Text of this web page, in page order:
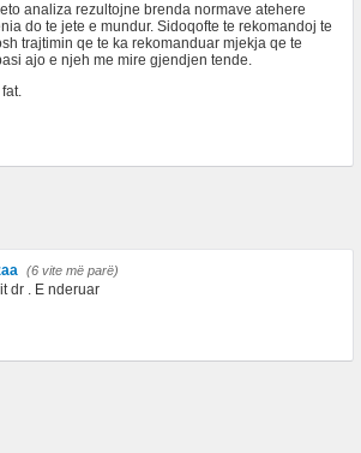
analiza rezultojne brenda normave atehere
do te jete e mundur. Sidoqofte te rekomandoj te
trajtimin qe te ka rekomanduar mjekja qe te
ajo e njeh me mire gjendjen tende.
(6 vite më parë)
dr . E nderuar